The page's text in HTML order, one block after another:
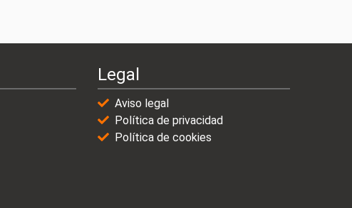
Legal
Aviso legal
Política de privacidad
Política de cookies